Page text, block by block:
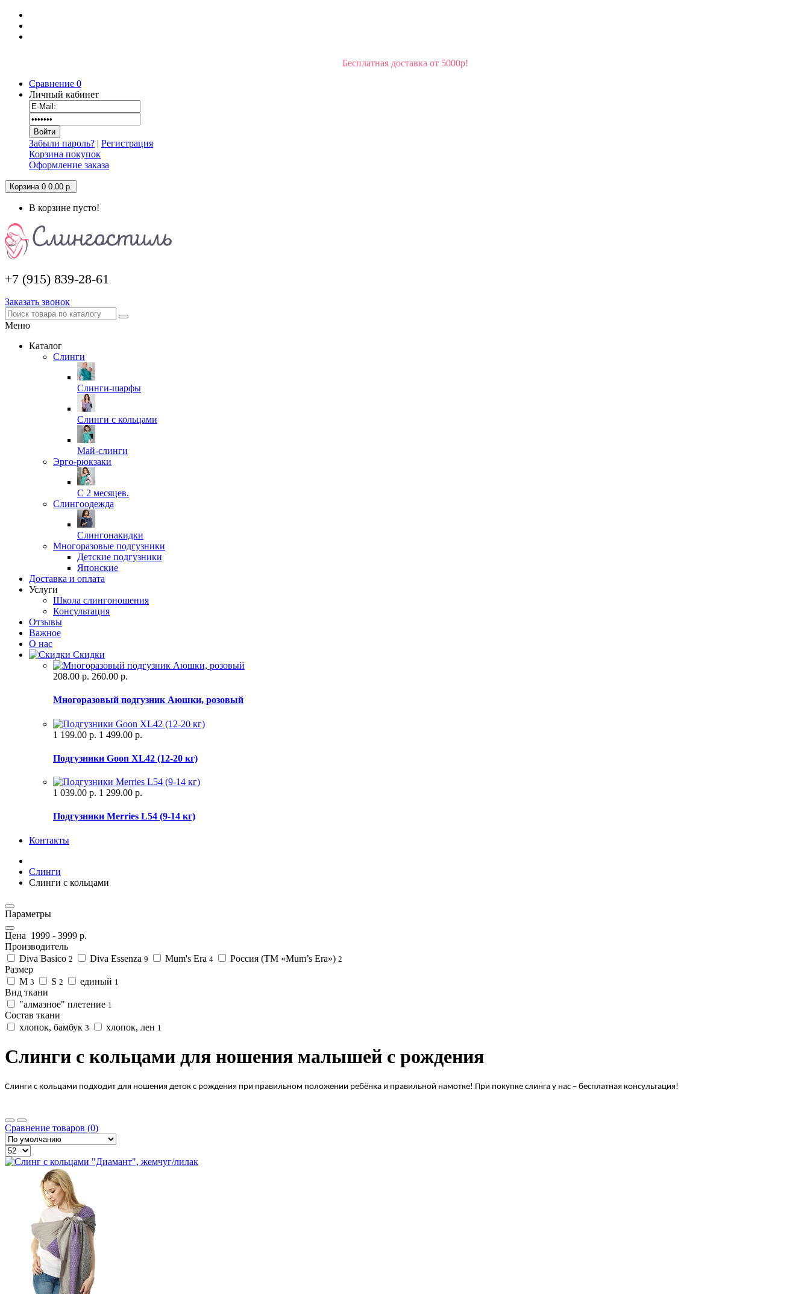
Бесплатная доставка от 5000р!
Сравнение 0
Личный кабинет
Забыли пароль? | Регистрация
Корзина покупок
Оформление заказа
Корзина 0 0.00 р.
В корзине пусто!
+7 (915) 839-28-61
Заказать звонок
Меню
Каталог
Слинги
Слинги-шарфы
Слинги с кольцами
Май-слинги
Эрго-рюкзаки
С 2 месяцев.
Слингоодежда
Слингонакидки
Многоразовые подгузники
Детские подгузники
Японские
Доставка и оплата
Услуги
Школа слингоношения
Консультация
Отзывы
Важное
О нас
Скидки
208.00 р. 260.00 р.
Многоразовый подгузник Аюшки, розовый
1 199.00 р. 1 499.00 р.
Подгузники Goon XL42 (12-20 кг)
1 039.00 р. 1 299.00 р.
Подгузники Merries L54 (9-14 кг)
Контакты
Слинги
Слинги с кольцами
Параметры
Цена 1999 - 3999 р.
Производитель
Diva Basico 2 Diva Essenza 9 Mum's Era 4 Россия (ТМ «Mum’s Era») 2
Размер
M 3 S 2 единый 1
Вид ткани
"алмазное" плетение 1
Cостав ткани
хлопок, бамбук 3 хлопок, лен 1
Слинги с кольцами для ношения малышей с рождения
Слинги с кольцами подходит для ношения деток с рождения при правильном положении ребёнка и правильной намотке! При покупке слинга у нас – бесплатная консультация!
Сравнение товаров (0)